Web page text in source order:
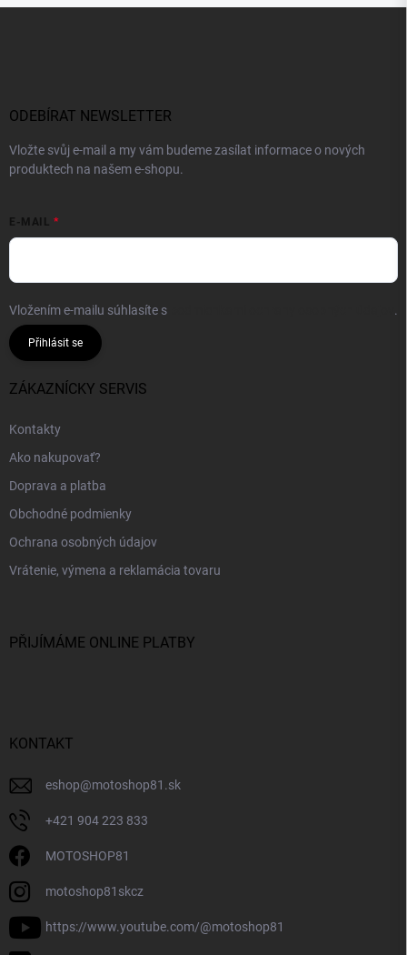
ODEBÍRAT NEWSLETTER
Vložte svůj e-mail a my vám budeme zasílat informace o nových
produktech na našem e-shopu.
E-MAIL
Vložením e-mailu súhlasíte s .
Přihlásit se
ZÁKAZNÍCKY SERVIS
Kontakty
Ako nakupovať?
Doprava a platba
Obchodné podmienky
Ochrana osobných údajov
Vrátenie, výmena a reklamácia tovaru
PŘIJÍMÁME ONLINE PLATBY
KONTAKT
eshop@motoshop81.sk
+421 904 223 833
MOTOSHOP81
motoshop81skcz
https://www.youtube.com/@motoshop81